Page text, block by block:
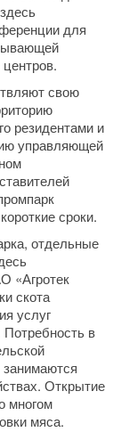
для
свою
резидентами и
управляющей
сроки.
отдельные
«Агротек
скота
услуг
в
занимаются
Открытие
многом
мяса.